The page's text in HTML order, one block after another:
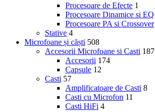
Procesoare de Efecte 1
Procesoare Dinamice si EQ
Procesoare PA si Crossover
Stative 4
Microfoane și căști 508
Accesorii Microfoane si Casti 187
Accesorii 174
Capsule 12
Casti 57
Amplificatoare de Casti 8
Casti cu Microfon 11
Casti HiFi 4